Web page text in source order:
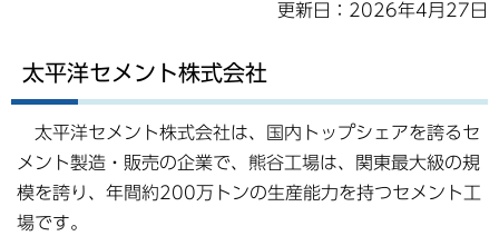
更新日：2026年4月27日
太平洋セメント株式会社
太平洋セメント株式会社は、国内トップシェアを誇るセ
メント製造・販売の企業で、熊谷工場は、関東最大級の規
模を誇り、年間約200万トンの生産能力を持つセメント工
場です。